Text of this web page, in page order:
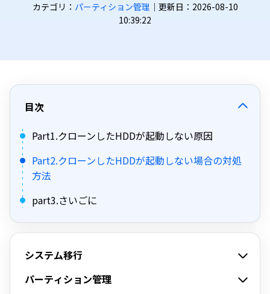
カテゴリ： パーティション管理 ｜更新日：2026-08-10
10:39:22
目次
Part1.クローンしたHDDが起動しない原因
Part2.クローンしたHDDが起動しない場合の対処
方法
part3.さいごに
システム移行
パーティション管理